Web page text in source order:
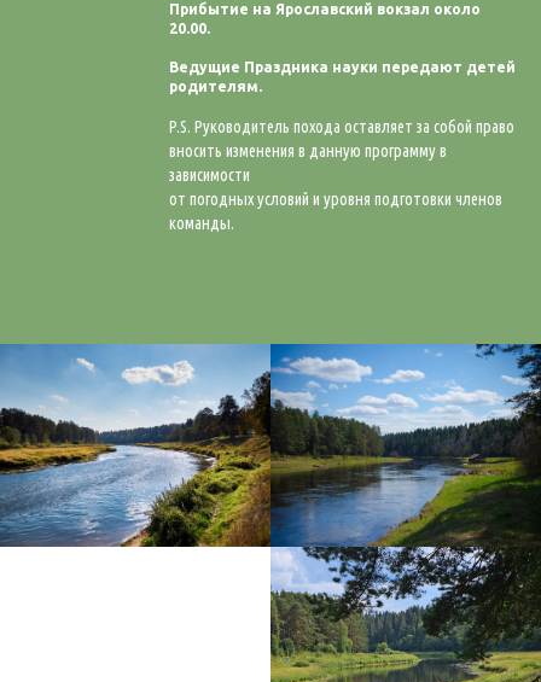
Прибытие на Ярославский вокзал около
20.00.
Ведущие Праздника науки передают детей
родителям.
P.S. Руководитель похода оставляет за собой право
вносить изменения в данную программу в
зависимости
от погодных условий и уровня подготовки членов
команды.